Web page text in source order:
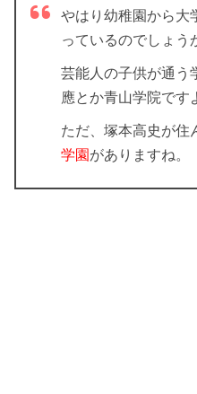
やはり幼稚園から大
っているのでしょう
芸能人の子供が通う
應とか青山学院です
ただ、塚本高史が住
学園 がありますね。